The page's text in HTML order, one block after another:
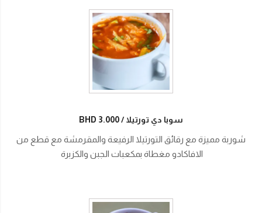
سوبا دي تورتيلا BHD 3.000
شوربة مميزة مع رقائق التورتيلا الرفيعة والمقرمشة مع قطع من
الافاكادو مغطاة بمكعبات الجبن والكزبرة